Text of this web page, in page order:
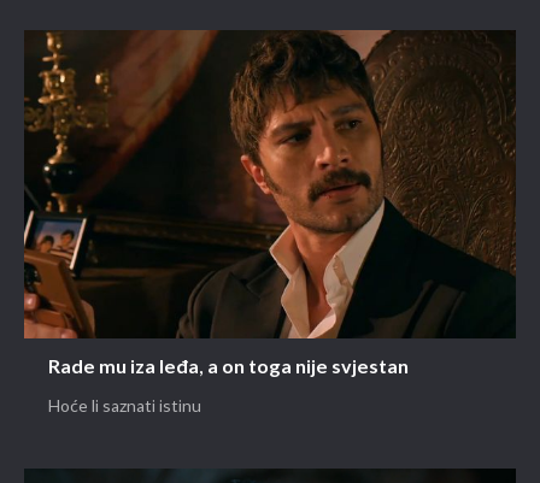
Rade mu iza leđa, a on toga nije svjestan
Hoće li saznati istinu